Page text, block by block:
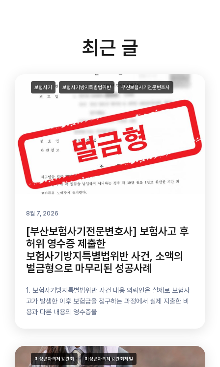
최근 글
보험사기 보험사기방지특별법위반 부산보험사기전문변호사
8월 7, 2026
[부산보험사기전문변호사] 보험사고 후
허위 영수증 제출한
보험사기방지특별법위반 사건, 소액의
벌금형으로 마무리된 성공사례
1. 보험사기방지특별법위반 사건 내용 의뢰인은 실제로 보험사
고가 발생한 이후 보험금을 청구하는 과정에서 실제 지출한 비
용과 다른 내용의 영수증을
미성년자의제강간죄 미성년자의제강간죄처벌